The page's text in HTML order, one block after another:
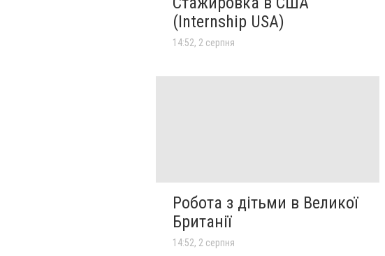
(Internship USA)
14:52, 2 серпня
Робота з дітьми в Великої
Британії
14:52, 2 серпня